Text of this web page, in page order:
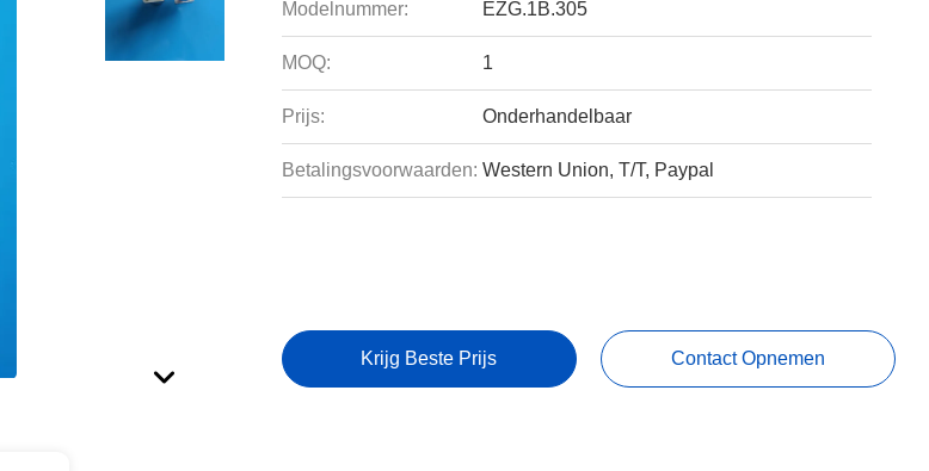
Modelnummer: EZG.1B.305
MOQ: 1
Prijs: Onderhandelbaar
Betalingsvoorwaarden: Western Union, T/T, Paypal
Krijg Beste Prijs Contact Opnemen